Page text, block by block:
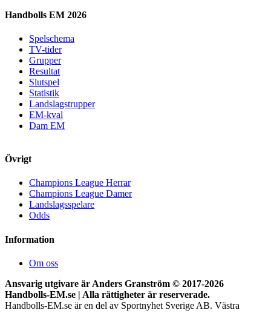
Handbolls EM 2026
Spelschema
TV-tider
Grupper
Resultat
Slutspel
Statistik
Landslagstrupper
EM-kval
Dam EM
Övrigt
Champions League Herrar
Champions League Damer
Landslagsspelare
Odds
Information
Om oss
Ansvarig utgivare är Anders Granström © 2017-2026
Handbolls-EM.se | Alla rättigheter är reserverade.
Handbolls-EM.se är en del av Sportnyhet Sverige AB. Västra